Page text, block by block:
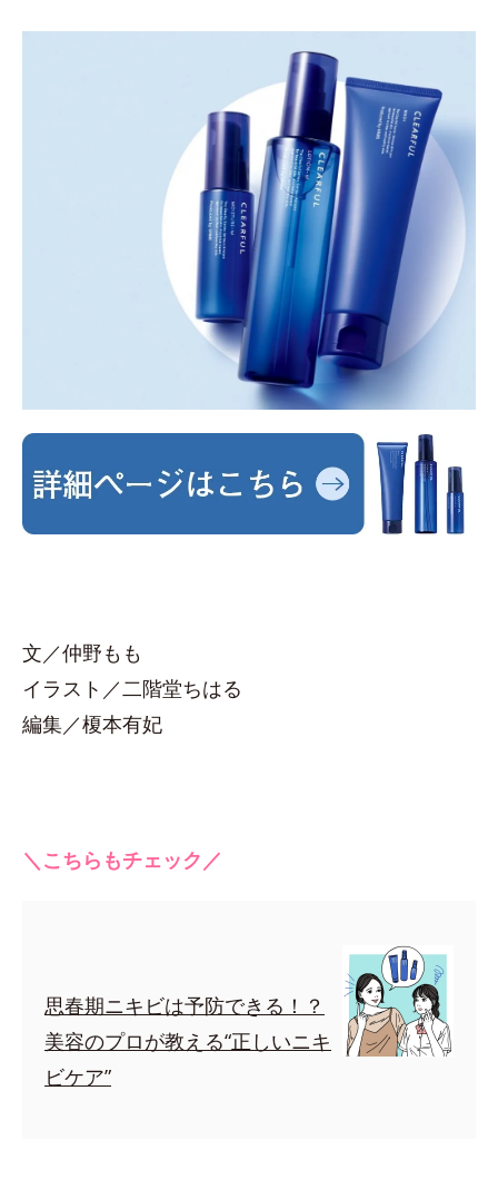
文／仲野もも
イラスト／二階堂ちはる
編集／榎本有妃
＼こちらもチェック／
思春期ニキビは予防できる！？
美容のプロが教える“正しいニキ
ビケア”